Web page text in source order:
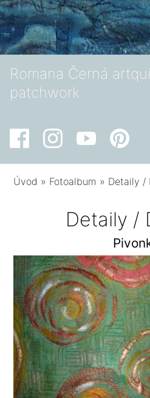
Romana Černá
patchwork
Úvod » Fotoalbum » Detaily /
Detaily /